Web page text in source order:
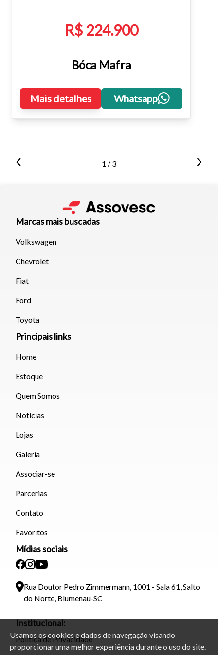
Usamos os cookies e dados de navegação visando
proporcionar uma melhor experiência durante o uso do site.
R$ 224.900
Bóca Mafra
Mais detalhes Whatsapp
1 / 3
Marcas mais buscadas
Volkswagen
Chevrolet
Fiat
Ford
Toyota
Principais links
Home
Estoque
Quem Somos
Notícias
Lojas
Galeria
Associar-se
Parcerias
Contato
Favoritos
Mídias sociais
Rua Doutor Pedro Zimmermann, 1001 - Sala 61, Salto
do Norte, Blumenau-SC
Institucional:
Política de Privacidade